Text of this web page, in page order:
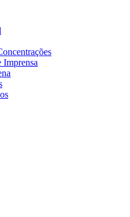
Imprensa